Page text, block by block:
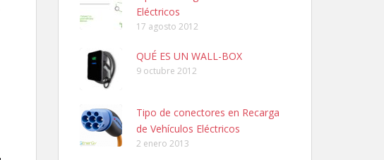
Eléctricos
17 agosto 2012
QUÉ ES UN WALL-BOX
9 octubre 2012
Tipo de conectores en Recarga
de Vehículos Eléctricos
2 enero 2013